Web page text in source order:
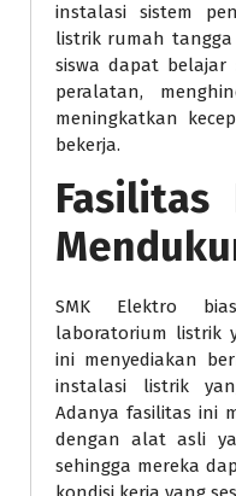
instalasi sistem
listrik rumah
siswa dapat belajar
peralatan,
meningkatkan
bekerja.
SMK Elektro
laboratorium listrik
ini menyediakan
instalasi listrik
Adanya fasilitas ini
dengan alat asli
sehingga mereka